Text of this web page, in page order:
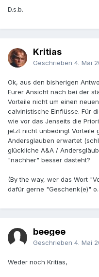
D.s.b.
Kritias
Geschrieben 4. Mai
Ok, aus den bisherigen
Eurer Ansicht nach bei der
Vorteile nicht um einen
calvinistische Einflüsse. Für
wie vor das Jenseits die
jetzt nicht unbedingt Vorteile
Andersglauben erwartet
glückliche A&A /
"nachher" besser dasteht?
(By the way, wer das Wort
dafür gerne "Geschenk(e)"
beegee
Geschrieben 4. Mai
Weder noch Kritias,